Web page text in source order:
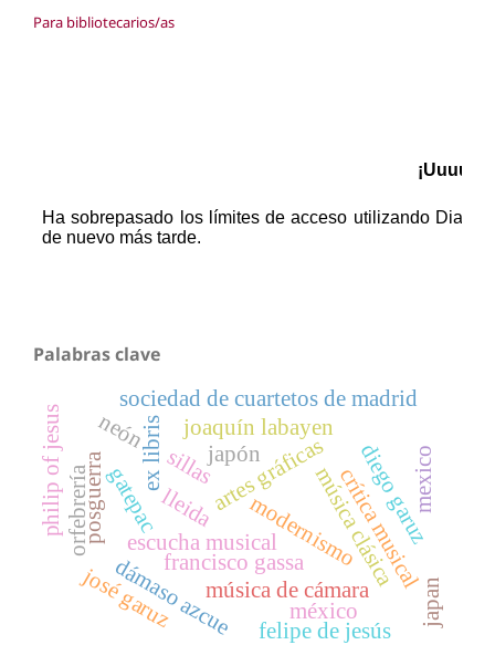
Para bibliotecarios/as
Palabras clave
modernismo
artes gráficas
ex libris
escucha musical música clásica
crítica musical
música de cámara
sociedad de cuartetos de madrid
sillas
joaquín labayen
dámaso azcue
gatepac
posguerra
neón
lleida
orfebrería diego garuz
josé garuz
francisco gassa
japón
méxico
felipe de jesús
japan
mexico
philip of jesus